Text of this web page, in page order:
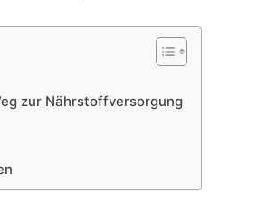
zur Nährstoffversorgung